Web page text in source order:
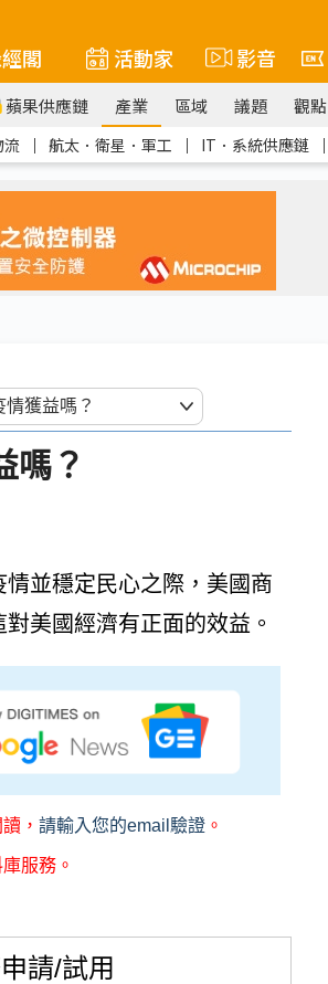
閣 活動家 影音
蘋果供應鏈 產業 區域 議題 觀點
｜ 航太．衛星．軍工 ｜ IT．系統供應鏈 ｜
嗎？
並穩定民心之際，美國商
美國經濟有正面的效益。
， 請輸入您的email驗證 。
服務。
請/試用